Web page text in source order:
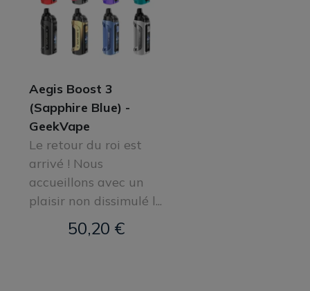
Aegis Boost 3
(Sapphire Blue) -
GeekVape
Le retour du roi est
arrivé ! Nous
accueillons avec un
plaisir non dissimulé l...
50,20 €